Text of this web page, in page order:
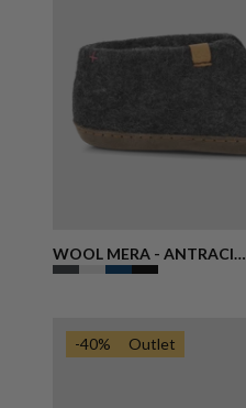
WOOL MERA - ANTRACIT
GREY
-40% Outlet